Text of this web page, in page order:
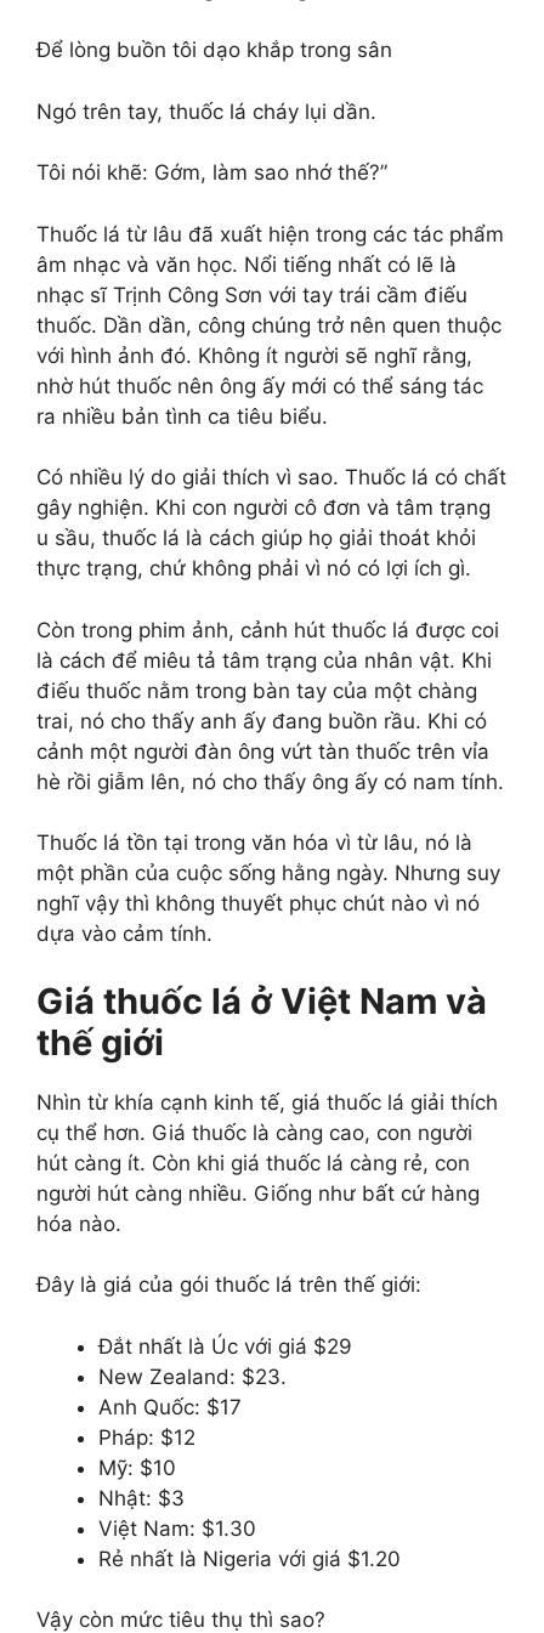
Để lòng buồn tôi dạo khắp trong sân
Ngó trên tay, thuốc lá cháy lụi dần.
Tôi nói khẽ: Gớm, làm sao nhớ thế?”
Thuốc lá từ lâu đã xuất hiện trong các tác phẩm
âm nhạc và văn học. Nổi tiếng nhất có lẽ là
nhạc sĩ Trịnh Công Sơn với tay trái cầm điếu
thuốc. Dần dần, công chúng trở nên quen thuộc
với hình ảnh đó. Không ít người sẽ nghĩ rằng,
nhờ hút thuốc nên ông ấy mới có thể sáng tác
ra nhiều bản tình ca tiêu biểu.
Có nhiều lý do giải thích vì sao. Thuốc lá có chất
gây nghiện. Khi con người cô đơn và tâm trạng
u sầu, thuốc lá là cách giúp họ giải thoát khỏi
thực trạng, chứ không phải vì nó có lợi ích gì.
Còn trong phim ảnh, cảnh hút thuốc lá được coi
là cách để miêu tả tâm trạng của nhân vật. Khi
điếu thuốc nằm trong bàn tay của một chàng
trai, nó cho thấy anh ấy đang buồn rầu. Khi có
cảnh một người đàn ông vứt tàn thuốc trên vỉa
hè rồi giẫm lên, nó cho thấy ông ấy có nam tính.
Thuốc lá tồn tại trong văn hóa vì từ lâu, nó là
một phần của cuộc sống hằng ngày. Nhưng suy
nghĩ vậy thì không thuyết phục chút nào vì nó
dựa vào cảm tính.
Giá thuốc lá ở Việt Nam và
thế giới
Nhìn từ khía cạnh kinh tế, giá thuốc lá giải thích
cụ thể hơn. Giá thuốc là càng cao, con người
hút càng ít. Còn khi giá thuốc lá càng rẻ, con
người hút càng nhiều. Giống như bất cứ hàng
hóa nào.
Đây là giá của gói thuốc lá trên thế giới:
Đắt nhất là Úc với giá $29
New Zealand: $23.
Anh Quốc: $17
Pháp: $12
Mỹ: $10
Nhật: $3
Việt Nam: $1.30
Rẻ nhất là Nigeria với giá $1.20
Vậy còn mức tiêu thụ thì sao?